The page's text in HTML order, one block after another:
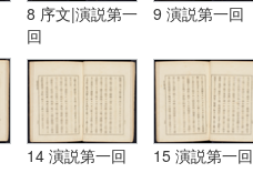
8 序文|演説第一
回
9 演説第一回
14 演説第一回 15 演説第一回